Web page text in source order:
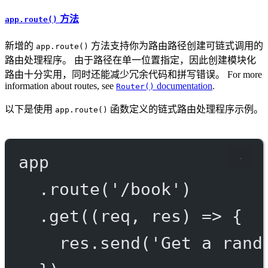
app.route() 方法
新增的 app.route() 方法支持你为路由路径创建可链式调用的
路由处理程序。 由于路径在单一位置指定，因此创建模块化
路由十分实用，同时还能减少冗余代码和拼写错误。 For more
information about routes, see Router() documentation.
以下是使用 app.route() 函数定义的链式路由处理程序示例。
app
. route( '/book' )
. get (( req , res ) => {
res. send ( 'Get a